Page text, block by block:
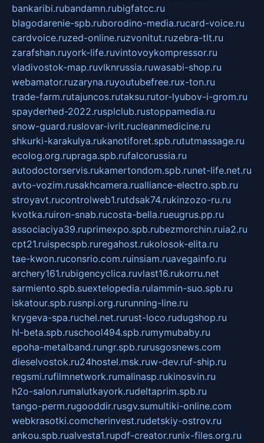
bankaribi.rubandamn.rubigfatcc.ru
blagodarenie-spb.ruborodino-media.rucard-voice.ru
cardvoice.ruzed-online.ruzvonitut.ruzebra-tlt.ru
zarafshan.ruyork-life.ruvintovoykompressor.ru
vladivostok-map.ruvlknrussia.ruwasabi-shop.ru
webamator.ruzaryna.ruyoutubefree.rux-ton.ru
trade-farm.rutajuncos.rutaksu.rutor-lyubov-i-grom.ru
spayderhed-2022.rusplclub.rustoppamedia.ru
snow-guard.ruslovar-ivrit.rucleanmedicine.ru
shkurki-karakulya.rukanotiforet.spb.rututmassage.ru
ecolog.org.rupraga.spb.rufalcorussia.ru
autodoctorservis.rukamertondom.spb.runet-life.net.ru
avto-vozim.rusakhcamera.rualliance-electro.spb.ru
stroyavt.rucontrolweb1.rutdsak74.rukinzozo-ru.ru
kvotka.ruiron-snab.rucosta-bella.rueugrus.pp.ru
associaciya39.ruprimexpo.spb.rubezmorchin.ruia2.ru
cpt21.ruispecspb.ruregahost.rukolosok-elita.ru
tae-kwon.ruconsrio.com.ruinsiam.ruavegainfo.ru
archery161.rubigencyclica.ruvlast16.rukorru.net
sarmiento.spb.suextelopedia.rulammin-suo.spb.ru
iskatour.spb.rusnpi.org.rurunning-line.ru
krygeva-spa.ruchel.net.rurust-loco.rudugshop.ru
hl-beta.spb.ruschool494.spb.rumymubaby.ru
epoha-metalband.rungr.spb.rurusgosnews.com
dieselvostok.ru24hostel.msk.ruw-dev.ruf-ship.ru
regsmi.rufilmnetwork.rumalinasp.rukinosvin.ru
h2o-salon.rumalutkayork.rudeltaprim.spb.ru
tango-perm.rugooddir.rusgv.sumultiki-online.com
webkrasotki.comcherinvest.rudetskiy-ostrov.ru
ankou.spb.rualvesta1.rupdf-creator.runix-files.org.ru